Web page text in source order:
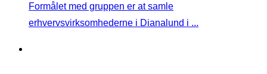
Formålet med gruppen er at samle
erhvervsvirksomhederne i Dianalund i ...